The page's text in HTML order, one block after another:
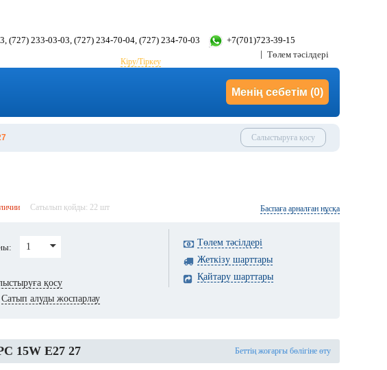
(727) 233-03-03, (727) 234-70-04, (727) 234-70-03 +7(701)723-39-15
Кіру/Тіркеу
Төлем тәсілдері
Менің себетім (0)
Салыстыруға қосу
Сатылып қойды: 22 шт Баспаға арналған нұсқа
1
қосу
Сатып алуды жоспарлау
Төлем тәсілдері
Жеткізу шарттары
Қайтару шарттары
15W E27 27 Беттің жоғарғы бөлігіне өту